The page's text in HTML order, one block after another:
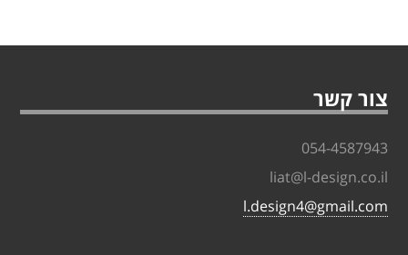
צור קשר
054-4587943
liat@l-design.co.il
l.design4@gmail.com